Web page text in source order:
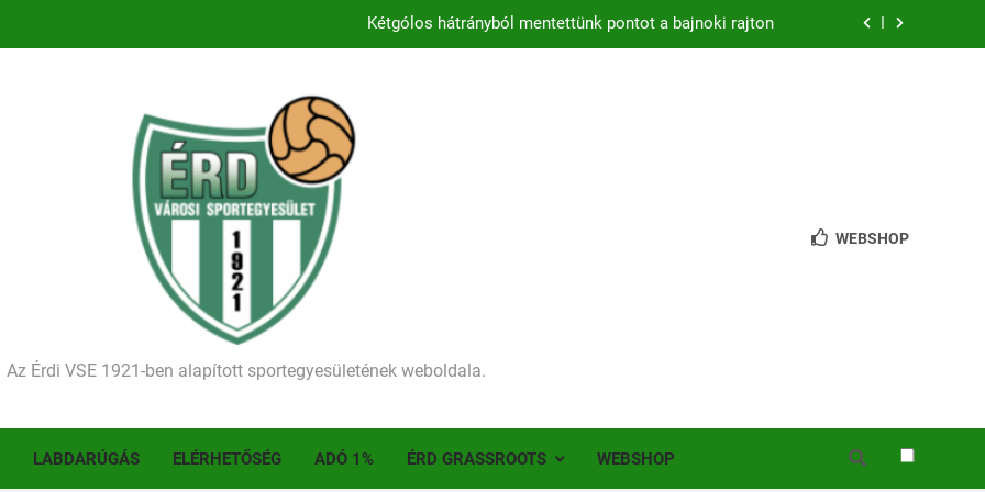
Kétgólos hátrányból mentettünk pontot a bajnoki rajton
Történelmet írt az I. Érdi Football Fesztivál – több mint 200 játékos lépett pályára Érden
Ellenfelünk visszalépése miatt játék nélkül jutottunk tovább a MOL Magyar Kupában
Kezdődik a 2026–2027-es szezon – hazai pályán rajtol az Érdi VSE!
Történelmet írt az I. Érdi Football Fesztivál – több mint 200 játékos lépett pályára Érden
Az Érdi VSE 1921-ben alapított sportegyesületének weboldala.
WEBSHOP
LABDARÚGÁS ELÉRHETŐSÉG ADÓ 1% ÉRD GRASSROOTS WEBSHOP